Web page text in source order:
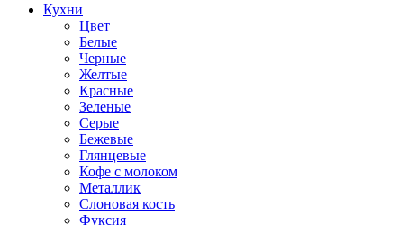
Кухни
Цвет
Белые
Черные
Желтые
Красные
Зеленые
Серые
Бежевые
Глянцевые
Кофе с молоком
Металлик
Слоновая кость
Фуксия